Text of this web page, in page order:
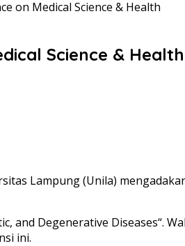
on Medical Science & Health
Science & Health
Lampung (Unila)
Degenerative Diseases“.
ini.